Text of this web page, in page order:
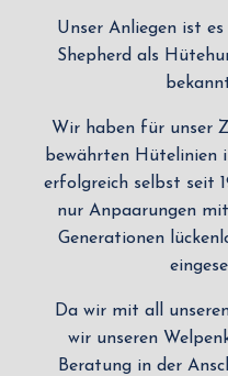
Unser Anliegen ist
Shepherd als
Wir haben für unser
bewährten Hütelinien
erfolgreich selbst seit
nur Anpaarungen
Generationen
Da wir mit all
wir unseren
Beratung in der